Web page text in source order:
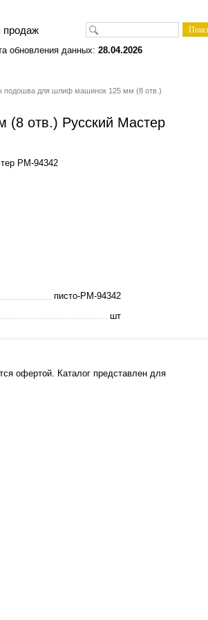
продаж
обновления данных: 28.04.2026
подошва для шлиф машинок 125 мм (8 отв.)
отв.) Русский Мастер
РМ-94342
писто-РМ-94342
шт
офертой. Каталог представлен для